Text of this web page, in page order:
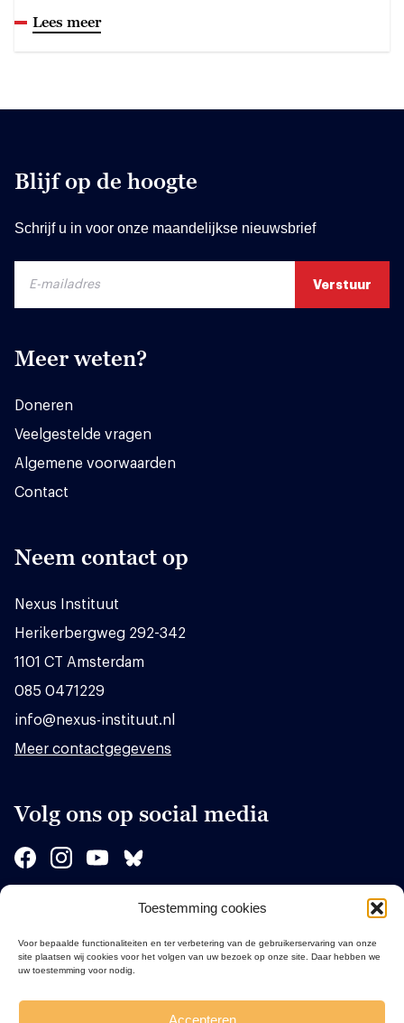
Toestemming cookies
Voor bepaalde functionaliteiten en ter verbetering van de gebruikerservaring van onze
site plaatsen wij cookies voor het volgen van uw bezoek op onze site. Daar hebben we
uw toestemming voor nodig.
Accepteren
Lees meer
Blijf op de hoogte
Schrijf u in voor onze maandelijkse nieuwsbrief
Meer weten?
Doneren
Veelgestelde vragen
Algemene voorwaarden
Contact
Neem contact op
Nexus Instituut
Herikerbergweg 292-342
1101 CT Amsterdam
085 0471229
info@nexus-instituut.nl
Meer contactgegevens
Volg ons op social media